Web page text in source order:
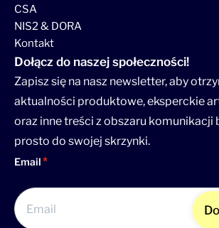
CSA
NIS2 & DORA
Kontakt
Dołącz do naszej społeczności!
Zapisz się na nasz newsletter, aby
aktualności produktowe, eksperckie
oraz inne treści z obszaru komunikacji
prosto do swojej skrzynki.
Email